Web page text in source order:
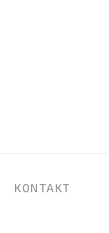
KONTAKT